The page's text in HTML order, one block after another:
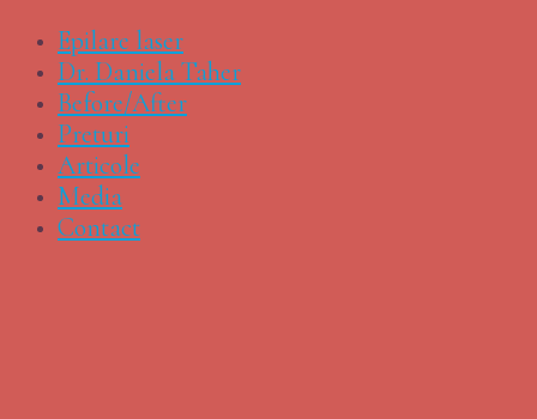
Epilare laser
Dr. Daniela Taher
Before/After
Preturi
Articole
Media
Contact